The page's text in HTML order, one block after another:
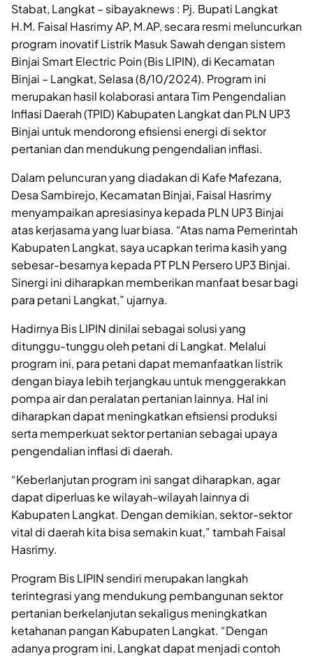
Stabat, Langkat – sibayaknews : Pj. Bupati Langkat
H.M. Faisal Hasrimy AP, M.AP, secara resmi meluncurkan
program inovatif Listrik Masuk Sawah dengan sistem
Binjai Smart Electric Poin (Bis LIPIN), di Kecamatan
Binjai – Langkat, Selasa (8/10/2024). Program ini
merupakan hasil kolaborasi antara Tim Pengendalian
Inflasi Daerah (TPID) Kabupaten Langkat dan PLN UP3
Binjai untuk mendorong efisiensi energi di sektor
pertanian dan mendukung pengendalian inflasi.
Dalam peluncuran yang diadakan di Kafe Mafezana,
Desa Sambirejo, Kecamatan Binjai, Faisal Hasrimy
menyampaikan apresiasinya kepada PLN UP3 Binjai
atas kerjasama yang luar biasa. “Atas nama Pemerintah
Kabupaten Langkat, saya ucapkan terima kasih yang
sebesar-besarnya kepada PT PLN Persero UP3 Binjai.
Sinergi ini diharapkan memberikan manfaat besar bagi
para petani Langkat,” ujarnya.
Hadirnya Bis LIPIN dinilai sebagai solusi yang
ditunggu-tunggu oleh petani di Langkat. Melalui
program ini, para petani dapat memanfaatkan listrik
dengan biaya lebih terjangkau untuk menggerakkan
pompa air dan peralatan pertanian lainnya. Hal ini
diharapkan dapat meningkatkan efisiensi produksi
serta memperkuat sektor pertanian sebagai upaya
pengendalian inflasi di daerah.
“Keberlanjutan program ini sangat diharapkan, agar
dapat diperluas ke wilayah-wilayah lainnya di
Kabupaten Langkat. Dengan demikian, sektor-sektor
vital di daerah kita bisa semakin kuat,” tambah Faisal
Hasrimy.
Program Bis LIPIN sendiri merupakan langkah
terintegrasi yang mendukung pembangunan sektor
pertanian berkelanjutan sekaligus meningkatkan
ketahanan pangan Kabupaten Langkat. “Dengan
adanya program ini, Langkat dapat menjadi contoh